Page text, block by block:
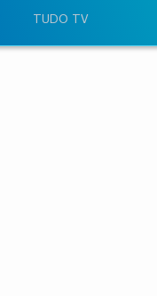
TUDO TV